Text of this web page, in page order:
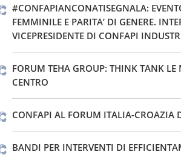
#CONFAPIANCONATISEGNALA:
FEMMINILE E PARITA’ DI GENERE.
VICEPRESIDENTE DI CONFAPI
FORUM TEHA GROUP: THINK TANK LE
CENTRO
CONFAPI AL FORUM ITALIA-CROAZIA
BANDI PER INTERVENTI DI